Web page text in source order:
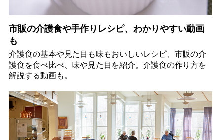
市販の介護食や手作りレシピ、わかりやすい動画
も
介護食の基本や見た目も味もおいしいレシピ、市販の介
護食を食べ比べ、味や見た目を紹介。介護食の作り方を
解説する動画も。